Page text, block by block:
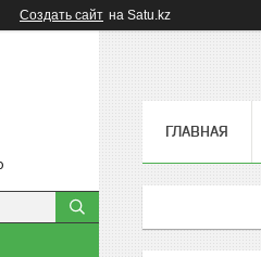
Создать сайт на Satu.kz
ГЛАВНАЯ